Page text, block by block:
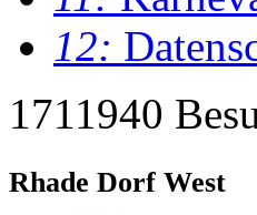
12:
1711940
Rhade Dorf West